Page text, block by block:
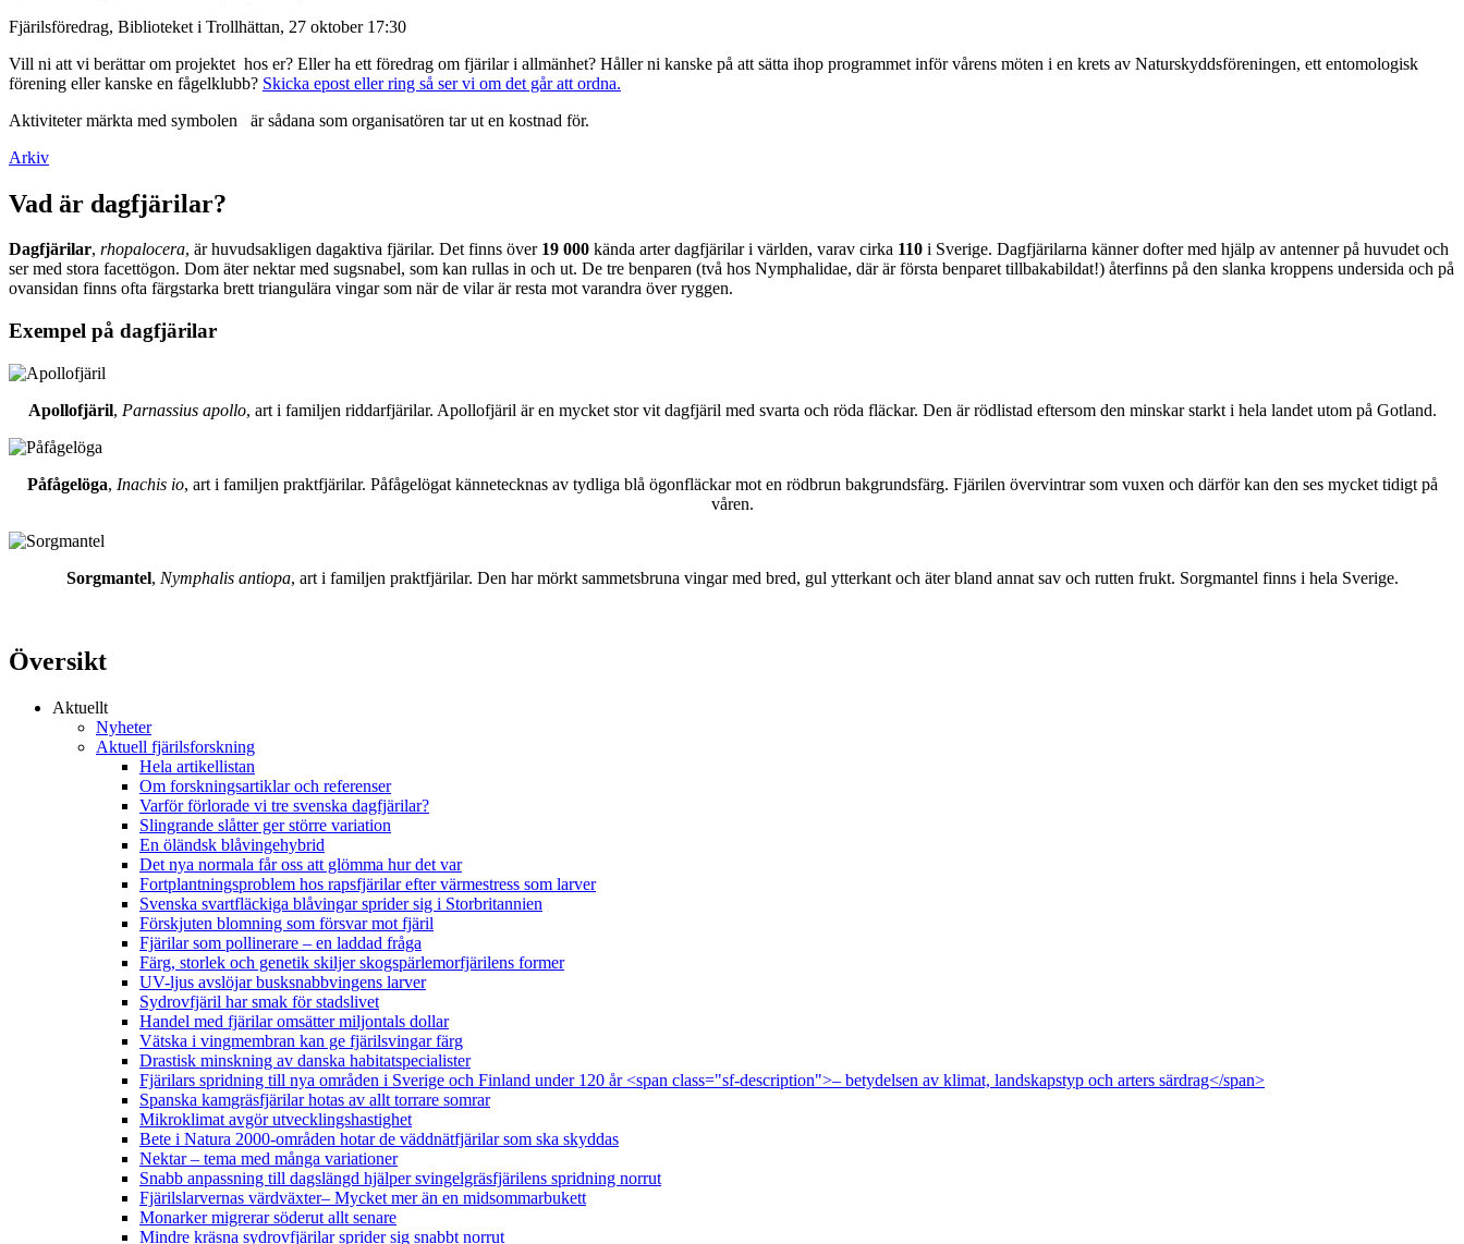
Fjärilsföredrag, Biblioteket i Trollhättan, 27 oktober 17:30
Vill ni att vi berättar om projektet hos er? Eller ha ett föredrag om fjärilar i allmänhet? Håller ni kanske på att sätta ihop programmet inför vårens möten i en krets av Naturskyddsföreningen, ett entomologisk
förening eller kanske en fågelklubb? Skicka epost eller ring så ser vi om det går att ordna.
Aktiviteter märkta med symbolen
är sådana som organisatören tar ut en kostnad för.
Arkiv
Vad är dagfjärilar?
Dagfjärilar, rhopalocera, är huvudsakligen dagaktiva fjärilar. Det finns över 19 000 kända arter dagfjärilar i världen, varav cirka 110 i Sverige. Dagfjärilarna känner dofter med hjälp av antenner på huvudet och
ser med stora facettögon. Dom äter nektar med sugsnabel, som kan rullas in och ut. De tre benparen (två hos Nymphalidae, där är första benparet tillbakabildat!) återfinns på den slanka kroppens undersida och på
ovansidan finns ofta färgstarka brett triangulära vingar som när de vilar är resta mot varandra över ryggen.
Exempel på dagfjärilar
Apollofjäril, Parnassius apollo, art i familjen riddarfjärilar. Apollofjäril är en mycket stor vit dagfjäril med svarta och röda fläckar. Den är rödlistad eftersom den minskar starkt i hela landet utom på Gotland.
Påfågelöga, Inachis io, art i familjen praktfjärilar. Påfågelögat kännetecknas av tydliga blå ögonfläckar mot en rödbrun bakgrundsfärg. Fjärilen övervintrar som vuxen och därför kan den ses mycket tidigt på
våren.
Sorgmantel, Nymphalis antiopa, art i familjen praktfjärilar. Den har mörkt sammetsbruna vingar med bred, gul ytterkant och äter bland annat sav och rutten frukt. Sorgmantel finns i hela Sverige.
Översikt
Aktuellt
Nyheter
Aktuell fjärilsforskning
Hela artikellistan
Om forskningsartiklar och referenser
Varför förlorade vi tre svenska dagfjärilar?
Slingrande slåtter ger större variation
En öländsk blåvingehybrid
Det nya normala får oss att glömma hur det var
Fortplantningsproblem hos rapsfjärilar efter värmestress som larver
Svenska svartfläckiga blåvingar sprider sig i Storbritannien
Förskjuten blomning som försvar mot fjäril
Fjärilar som pollinerare – en laddad fråga
Färg, storlek och genetik skiljer skogspärlemorfjärilens former
UV-ljus avslöjar busksnabbvingens larver
Sydrovfjäril har smak för stadslivet
Handel med fjärilar omsätter miljontals dollar
Vätska i vingmembran kan ge fjärilsvingar färg
Drastisk minskning av danska habitatspecialister
Fjärilars spridning till nya områden i Sverige och Finland under 120 år <span class="sf-description">– betydelsen av klimat, landskapstyp och arters särdrag</span>
Spanska kamgräsfjärilar hotas av allt torrare somrar
Mikroklimat avgör utvecklingshastighet
Bete i Natura 2000-områden hotar de väddnätfjärilar som ska skyddas
Nektar – tema med många variationer
Snabb anpassning till dagslängd hjälper svingelgräsfjärilens spridning norrut
Fjärilslarvernas värdväxter– Mycket mer än en midsommarbukett
Monarker migrerar söderut allt senare
Mindre kräsna sydrovfjärilar sprider sig snabbt norrut